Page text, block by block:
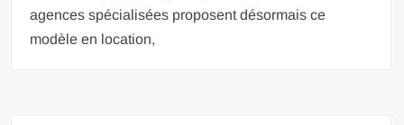
agences spécialisées proposent désormais ce
modèle en location,